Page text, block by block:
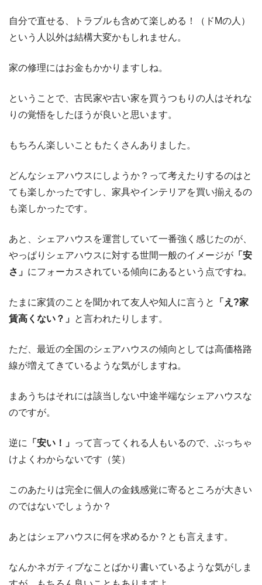
自分で直せる、トラブルも含めて楽しめる！（ドMの人）
という人以外は結構大変かもしれません。
家の修理にはお金もかかりますしね。
ということで、古民家や古い家を買うつもりの人はそれな
りの覚悟をしたほうが良いと思います。
もちろん楽しいこともたくさんありました。
どんなシェアハウスにしようか？って考えたりするのはと
ても楽しかったですし、家具やインテリアを買い揃えるの
も楽しかったです。
あと、シェアハウスを運営していて一番強く感じたのが、
やっぱりシェアハウスに対する世間一般のイメージが 「安
さ」 にフォーカスされている傾向にあるという点ですね。
たまに家賃のことを聞かれて友人や知人に言うと
「え?家
賃高くない？」 と言われたりします。
ただ、最近の全国のシェアハウスの傾向としては高価格路
線が増えてきているような気がしますね。
まあうちはそれには該当しない中途半端なシェアハウスな
のですが。
逆に 「安い！」 って言ってくれる人もいるので、ぶっちゃ
けよくわからないです（笑）
このあたりは完全に個人の金銭感覚に寄るところが大きい
のではないでしょうか？
あとはシェアハウスに何を求めるか？とも言えます。
なんかネガティブなことばかり書いているような気がしま